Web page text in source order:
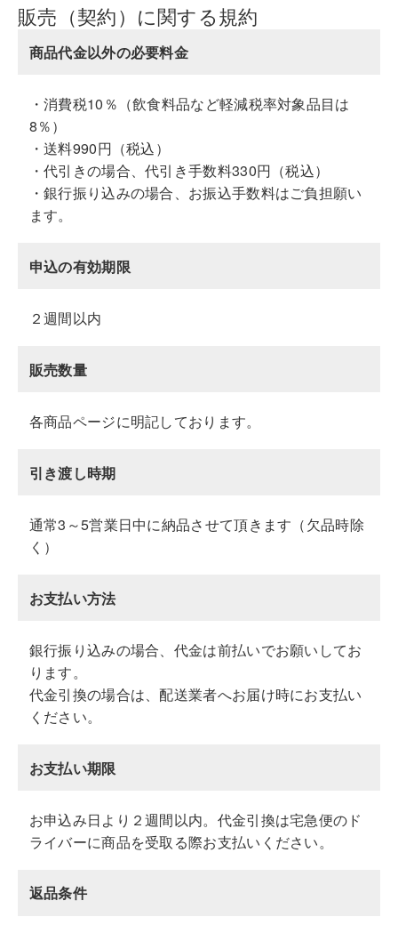
販売（契約）に関する規約
商品代金以外の必要料金
・消費税10％（飲食料品など軽減税率対象品目は
8％）
・送料990円（税込）
・代引きの場合、代引き手数料330円（税込）
・銀行振り込みの場合、お振込手数料はご負担願い
ます。
申込の有効期限
２週間以内
販売数量
各商品ページに明記しております。
引き渡し時期
通常3～5営業日中に納品させて頂きます（欠品時除
く）
お支払い方法
銀行振り込みの場合、代金は前払いでお願いしてお
ります。
代金引換の場合は、配送業者へお届け時にお支払い
ください。
お支払い期限
お申込み日より２週間以内。代金引換は宅急便のド
ライバーに商品を受取る際お支払いください。
返品条件